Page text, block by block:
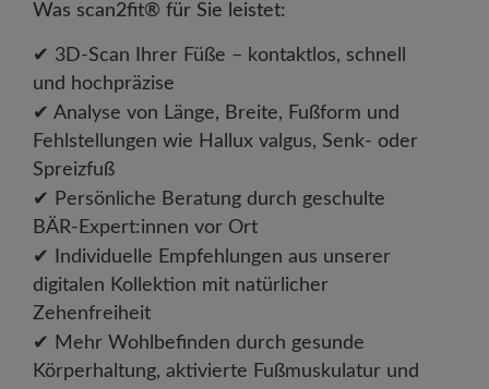
Was scan2fit® für Sie leistet:
✔ 3D-Scan Ihrer Füße – kontaktlos, schnell
und hochpräzise
✔ Analyse von Länge, Breite, Fußform und
Fehlstellungen wie Hallux valgus, Senk- oder
Spreizfuß
✔ Persönliche Beratung durch geschulte
BÄR-Expert:innen vor Ort
✔
Individuelle Empfehlungen aus unserer
digitalen Kollektion mit natürlicher
Zehenfreiheit
✔ Mehr Wohlbefinden durch gesunde
Körperhaltung, aktivierte Fußmuskulatur und